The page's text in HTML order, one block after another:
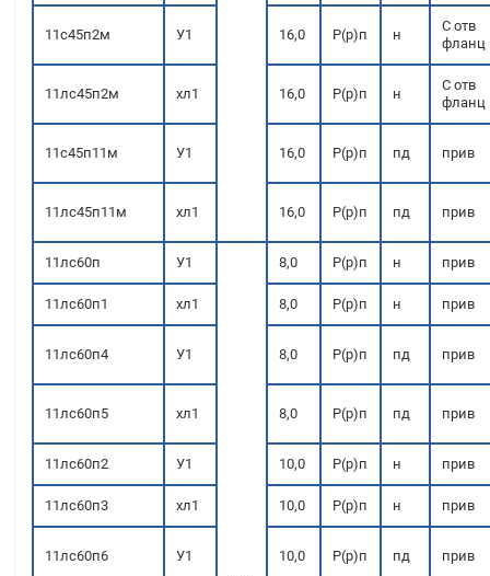
11с45п2м У1 16,0 Р(р)п н
С отв
фланц
11лс45п2м хл1 16,0 Р(р)п н
С отв
фланц
11с45п11м У1 16,0 Р(р)п пд прив
11лс45п11м хл1 16,0 Р(р)п пд прив
11лс60п У1 8,0 Р(р)п н прив
11лс60п1 хл1 8,0 Р(р)п н прив
11лс60п4 У1 8,0 Р(р)п пд прив
11лс60п5 хл1 8,0 Р(р)п пд прив
11лс60п2 У1 10,0 Р(р)п н прив
11лс60п3 хл1 10,0 Р(р)п н прив
11лс60п6 У1 10,0 Р(р)п пд прив